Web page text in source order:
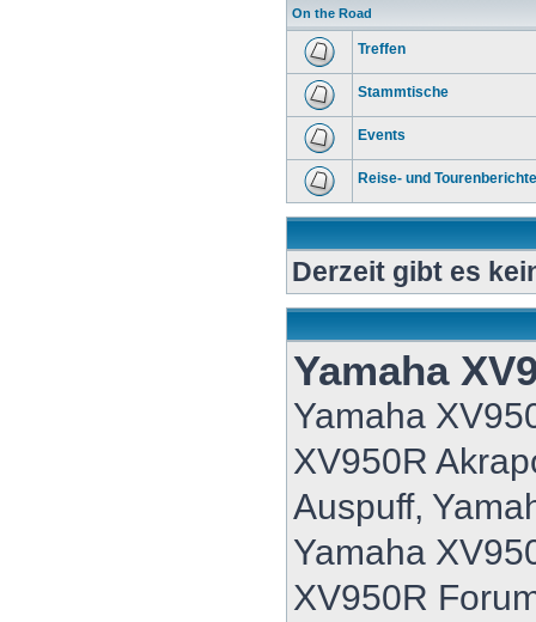
On the Road
Treffen
Stammtische
Events
Reise- und Tourenberichte
Derzeit gibt es
Yamaha
Yamaha
XV950R
Auspuff,
Yamaha
XV950R